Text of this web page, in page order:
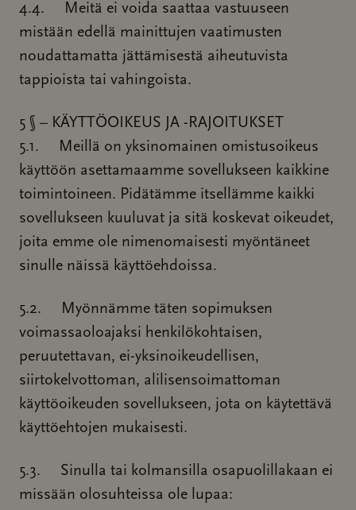
4.4. Meitä ei voida saattaa vastuuseen
mistään edellä mainittujen vaatimusten
noudattamatta jättämisestä aiheutuvista
tappioista tai vahingoista.
5 § – KÄYTTÖOIKEUS JA -RAJOITUKSET
5.1. Meillä on yksinomainen omistusoikeus
käyttöön asettamaamme sovellukseen kaikkine
toimintoineen. Pidätämme itsellämme kaikki
sovellukseen kuuluvat ja sitä koskevat oikeudet,
joita emme ole nimenomaisesti myöntäneet
sinulle näissä käyttöehdoissa.
5.2. Myönnämme täten sopimuksen
voimassaoloajaksi henkilökohtaisen,
peruutettavan, ei-yksinoikeudellisen,
siirtokelvottoman, alilisensoimattoman
käyttöoikeuden sovellukseen, jota on käytettävä
käyttöehtojen mukaisesti.
5.3. Sinulla tai kolmansilla osapuolillakaan ei
missään olosuhteissa ole lupaa: